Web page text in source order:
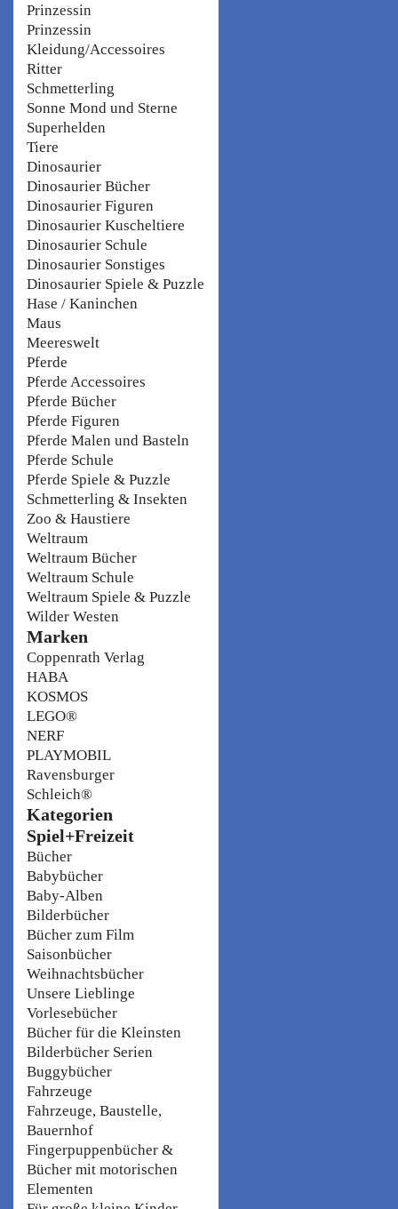
Prinzessin
Prinzessin
Kleidung/Accessoires
Ritter
Schmetterling
Sonne Mond und Sterne
Superhelden
Tiere
Dinosaurier
Dinosaurier Bücher
Dinosaurier Figuren
Dinosaurier Kuscheltiere
Dinosaurier Schule
Dinosaurier Sonstiges
Dinosaurier Spiele & Puzzle
Hase / Kaninchen
Maus
Meereswelt
Pferde
Pferde Accessoires
Pferde Bücher
Pferde Figuren
Pferde Malen und Basteln
Pferde Schule
Pferde Spiele & Puzzle
Schmetterling & Insekten
Zoo & Haustiere
Weltraum
Weltraum Bücher
Weltraum Schule
Weltraum Spiele & Puzzle
Wilder Westen
Marken
Coppenrath Verlag
HABA
KOSMOS
LEGO®
NERF
PLAYMOBIL
Ravensburger
Schleich®
Kategorien
Spiel+Freizeit
Bücher
Babybücher
Baby-Alben
Bilderbücher
Bücher zum Film
Saisonbücher
Weihnachtsbücher
Unsere Lieblinge
Vorlesebücher
Bücher für die Kleinsten
Bilderbücher Serien
Buggybücher
Fahrzeuge
Fahrzeuge, Baustelle,
Bauernhof
Fingerpuppenbücher &
Bücher mit motorischen
Elementen